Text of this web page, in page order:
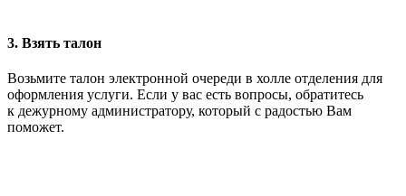
3. Взять талон
Возьмите талон электронной очереди в холле отделения для
оформления услуги. Если у вас есть вопросы, обратитесь
к дежурному администратору, который с радостью Вам
поможет.